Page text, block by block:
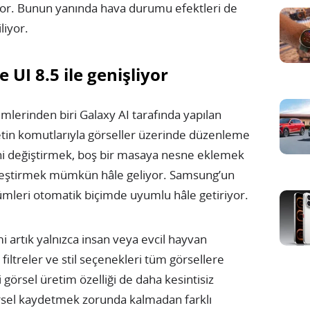
Bunun yanında hava durumu efektleri de
UI 8.5 ile genişliyor
biri Galaxy AI tarafında yapılan
komutlarıyla görseller üzerinde düzenleme
değiştirmek, boş bir masaya nesne eklemek
mümkün hâle geliyor. Samsung’un
otomatik biçimde uyumlu hâle getiriyor.
artık yalnızca insan veya evcil hayvan
filtreler ve stil seçenekleri tüm görsellere
üretim özelliği de daha kesintisiz
kaydetmek zorunda kalmadan farklı